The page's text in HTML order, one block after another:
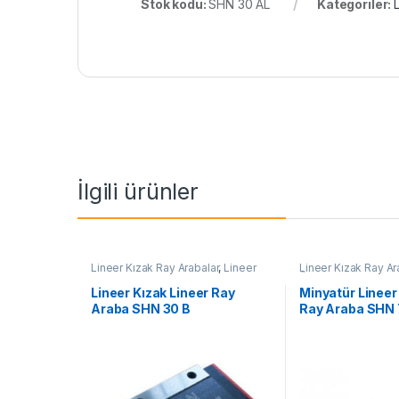
Stok kodu:SHN 30 AL Kategoriler:
İlgili ürünler
Lineer Kızak Ray Arabalar, Lineer
Ray Araba SHN B Serisi
Ürünler
Lineer Kızak Lineer Ray
Araba SHN 30 B
Lineer Kızak Ray
Minyatür
SHN C Serisi
Minyatür Lineer
Ray Araba SHN